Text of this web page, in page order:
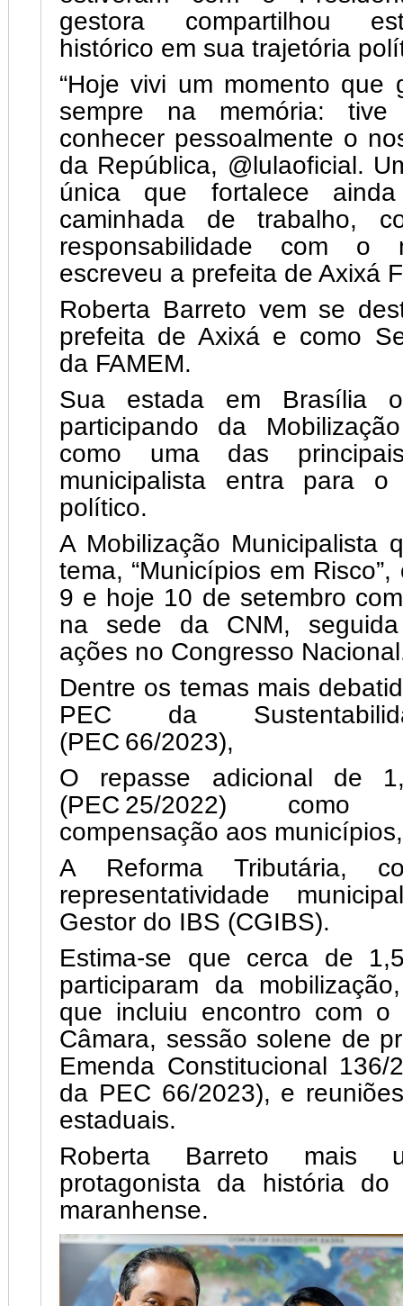
gestora compartilhou
histórico em sua trajetória
“Hoje vivi um momento que
sempre na memória:
conhecer pessoalmente o
da República, @lulaoficial.
única que fortalece
caminhada de trabalho,
responsabilidade com o
escreveu a prefeita de Axixá
Roberta Barreto vem se
prefeita de Axixá e como
da FAMEM.
Sua estada em Brasília
participando da
como uma das
municipalista entra para o
político.
A Mobilização Municipalista
tema, “Municípios em
9 e hoje 10 de setembro
na sede da CNM,
ações no Congresso
Dentre os temas mais
PEC da
(PEC 66/2023),
O repasse adicional de
(PEC 25/2022)
compensação aos municípios,
A Reforma Tributária,
representatividade
Gestor do IBS (CGIBS).
Estima-se que cerca de
participaram da
que incluiu encontro com o
Câmara, sessão solene de
Emenda Constitucional 136/
da PEC 66/2023), e
estaduais.
Roberta Barreto
protagonista da história do
maranhense.